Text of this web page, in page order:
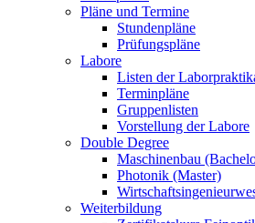
Pläne und Termine
Stundenpläne
Prüfungspläne
Labore
Listen der
Terminpläne
Gruppenlisten
Vorstellung der Labore
Double Degree
Maschinenbau
Photonik (Master)
Weiterbildung